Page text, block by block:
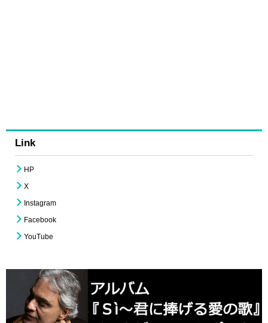
Link
HP
X
Instagram
Facebook
YouTube